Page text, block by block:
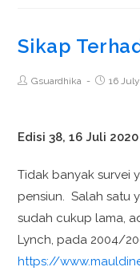
Sikap
Gsuardhika 16
Edisi 38, 16 Juli 2020
Tidak banyak survei
pensiun. Salah satu
sudah cukup lama,
Lynch, pada 2004/
https://